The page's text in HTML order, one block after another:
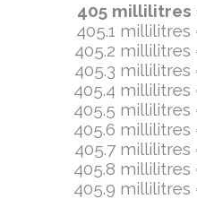
405 millilitres
405.1 millilitres
405.2 millilitres
405.3 millilitres
405.4 millilitres
405.5 millilitres
405.6 millilitres
405.7 millilitres
405.8 millilitres
405.9 millilitres